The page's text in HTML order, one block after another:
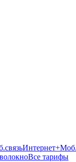
Все тарифы